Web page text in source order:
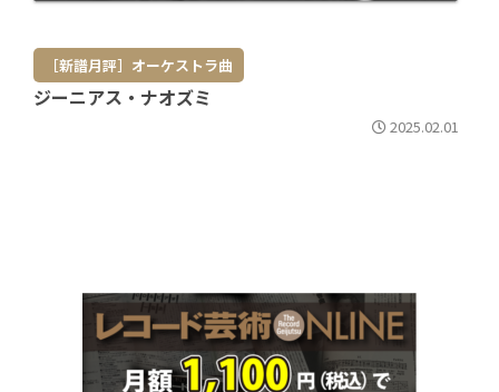
［新譜月評］オーケストラ曲
ジーニアス・ナオズミ
2025.02.01